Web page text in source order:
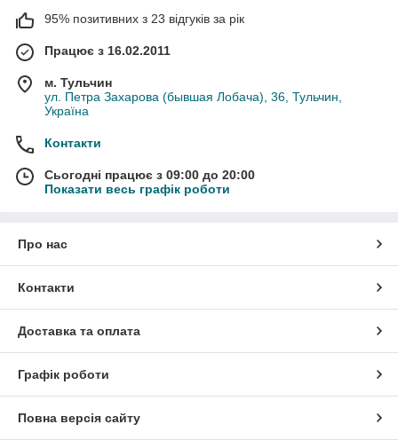
95% позитивних з 23 відгуків за рік
Працює з 16.02.2011
м. Тульчин
ул. Петра Захарова (бывшая Лобача), 36, Тульчин,
Україна
Контакти
Сьогодні працює з 09:00 до 20:00
Показати весь графік роботи
Про нас
Контакти
Доставка та оплата
Графік роботи
Повна версія сайту